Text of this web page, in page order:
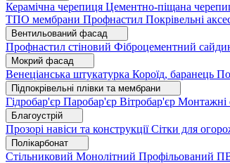
Керамічна черепиця Цементно-піщана
ТПО мембрани Профнастил Покрівельні
Вентильований фасад
Профнастил стіновий Фіброцементний
Мокрий фасад
Венеціанська штукатурка Короїд, баранець
Підпокрівельні плівки та мембрани
Гідробар'єр Паробар'єр Вітробар'єр Монтажні
Благоустрій
Прозорі навіси та конструкціїСітки для
Полікарбонат
Стільниковий Монолітний Профільований